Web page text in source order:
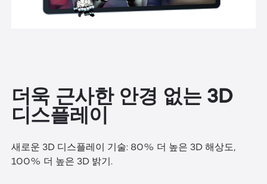
더욱 근사한 안경 없는 3D
디스플레이
새로운 3D 디스플레이 기술: 80% 더 높은 3D 해상도,
100% 더 높은 3D 밝기.